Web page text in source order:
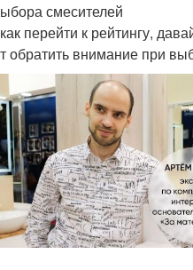
смесителей
перейти к рейтингу,
обратить внимание при